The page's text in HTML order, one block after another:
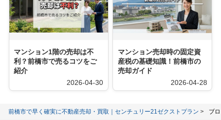
マンション1階の売却は不
利？前橋市で売るコツをご
紹介
2026-04-30
マンション売却時の固定資
産税の基礎知識！前橋市の
売却ガイド
2026-04-28
前橋市で早く確実に不動産売却・買取｜センチュリー21ゼクストプラン ブ